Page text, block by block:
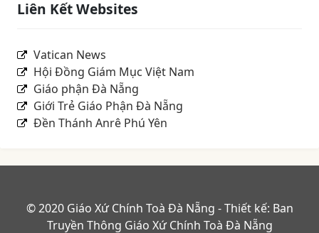
Liên Kết Websites
Vatican News
Hội Đồng Giám Mục Việt Nam
Giáo phận Đà Nẵng
Giới Trẻ Giáo Phận Đà Nẵng
Đền Thánh Anrê Phú Yên
© 2020 Giáo Xứ Chính Toà Đà Nẵng - Thiết kế: Ban
Truyền Thông Giáo Xứ Chính Toà Đà Nẵng